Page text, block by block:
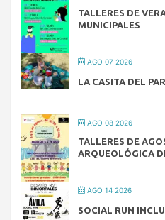
TALLERES DE
MUNICIPALES
AGO 07 2026
LA CASITA DEL
AGO 08 2026
TALLERES DE
ARQUEOLÓGICA
AGO 14 2026
SOCIAL RUN